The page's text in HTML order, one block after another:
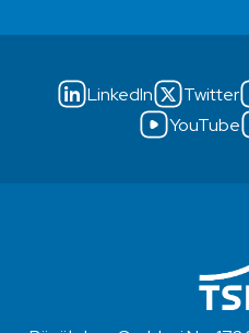
LinkedIn Twitter
YouTube